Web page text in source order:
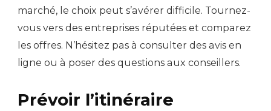
marché, le choix peut s’avérer difficile. Tournez-
vous vers des entreprises réputées et comparez
les offres. N’hésitez pas à consulter des avis en
ligne ou à poser des questions aux conseillers.
Prévoir l’itinéraire